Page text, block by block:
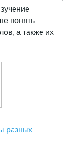
понять
а также их
разных